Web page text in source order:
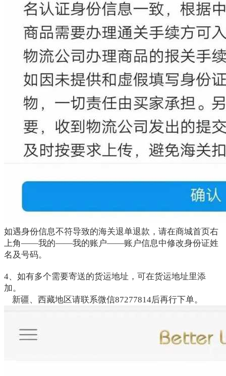
如遇身份信息不符导致的海关退单退款，请在商城首页右
上角——我的——我的账户——账户信息中修改身份证姓
名及号码。
4、如有多个需要寄送的货运地址，可在货运地址里添
加。
新疆、西藏地区请联系微信87277814后再行下单。